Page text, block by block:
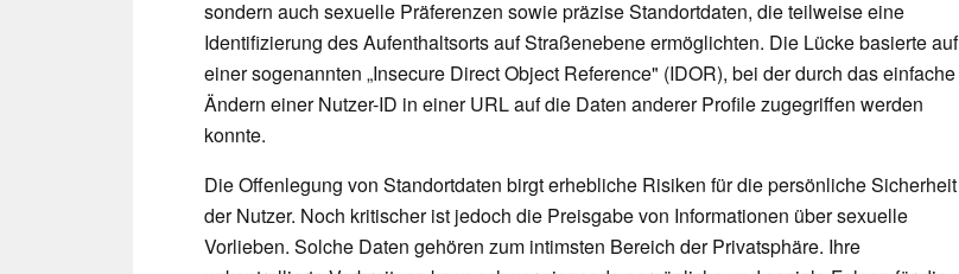
sondern auch sexuelle Präferenzen sowie präzise Standortdaten, die teilweise eine
Identifizierung des Aufenthaltsorts auf Straßenebene ermöglichten. Die Lücke basierte auf
einer sogenannten „Insecure Direct Object Reference" (IDOR), bei der durch das einfache
Ändern einer Nutzer-ID in einer URL auf die Daten anderer Profile zugegriffen werden
konnte.
Die Offenlegung von Standortdaten birgt erhebliche Risiken für die persönliche Sicherheit
der Nutzer. Noch kritischer ist jedoch die Preisgabe von Informationen über sexuelle
Vorlieben. Solche Daten gehören zum intimsten Bereich der Privatsphäre. Ihre